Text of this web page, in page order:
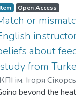
Українки.
доби,
добу
кінця
Item Open Access
or
about
from
КПІ ім. Ігоря
beyond the